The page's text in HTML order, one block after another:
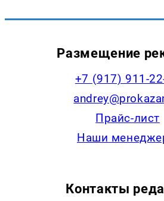
Размещение
+7 (917) 911-
Прайс-лист
Наши
Контакты